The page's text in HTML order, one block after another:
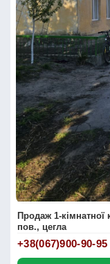
Продаж 1-
пов., цегла
+38(067)900-90-95